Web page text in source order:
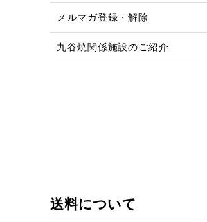
メルマガ登録・解除
九谷焼関係施設のご紹介
送料について